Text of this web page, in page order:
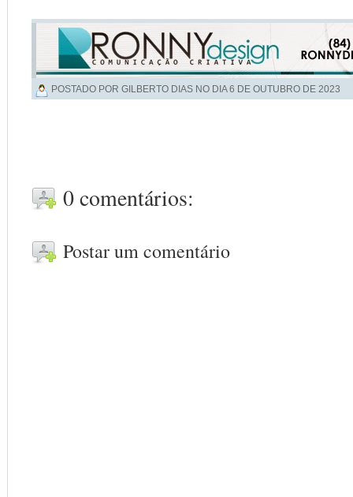
POSTADO POR GILBERTO DIAS NO DIA6 DE OUTUBRO DE 2023
0 comentários:
Postar um comentário